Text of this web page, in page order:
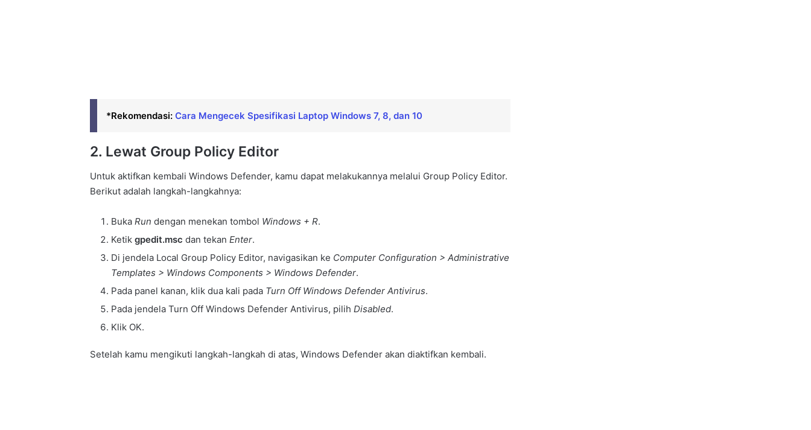
*Rekomendasi:Cara Mengecek Spesifikasi Laptop Windows 7, 8, dan 10
2. Lewat Group Policy Editor
Untuk aktifkan kembali Windows Defender, kamu dapat melakukannya melalui Group Policy Editor.
Berikut adalah langkah-langkahnya:
BukaRun dengan menekan tombol Windows + R.
Ketikgpedit.msc dan tekanEnter.
Di jendela Local Group Policy Editor, navigasikan ke Computer Configuration > Administrative
Templates > Windows Components > Windows Defender.
Pada panel kanan, klik dua kali pada Turn Off Windows Defender Antivirus.
Pada jendela Turn Off Windows Defender Antivirus, pilihDisabled.
Klik OK.
Setelah kamu mengikuti langkah-langkah di atas, Windows Defender akan diaktifkan kembali.